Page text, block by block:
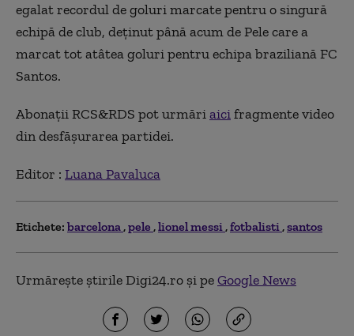
egalat recordul de goluri marcate pentru o singură
echipă de club, deținut până acum de Pele care a
marcat tot atâtea goluri pentru echipa braziliană FC
Santos.
Abonații RCS&RDS pot urmăriaicifragmente video
din desfășurarea partidei.
Editor : Luana Pavaluca
Etichete: barcelona pele lionel messi fotbalisti santos
Urmărește știrile Digi24.ro și peGoogle News